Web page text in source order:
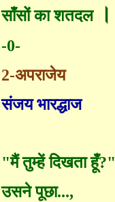
साँसों का शतदल
।
-0-
2-अपराजेय
संजय भारद्धाज
"मैं तुम्हें दिखता हूँ?"
उसने पूछा...,